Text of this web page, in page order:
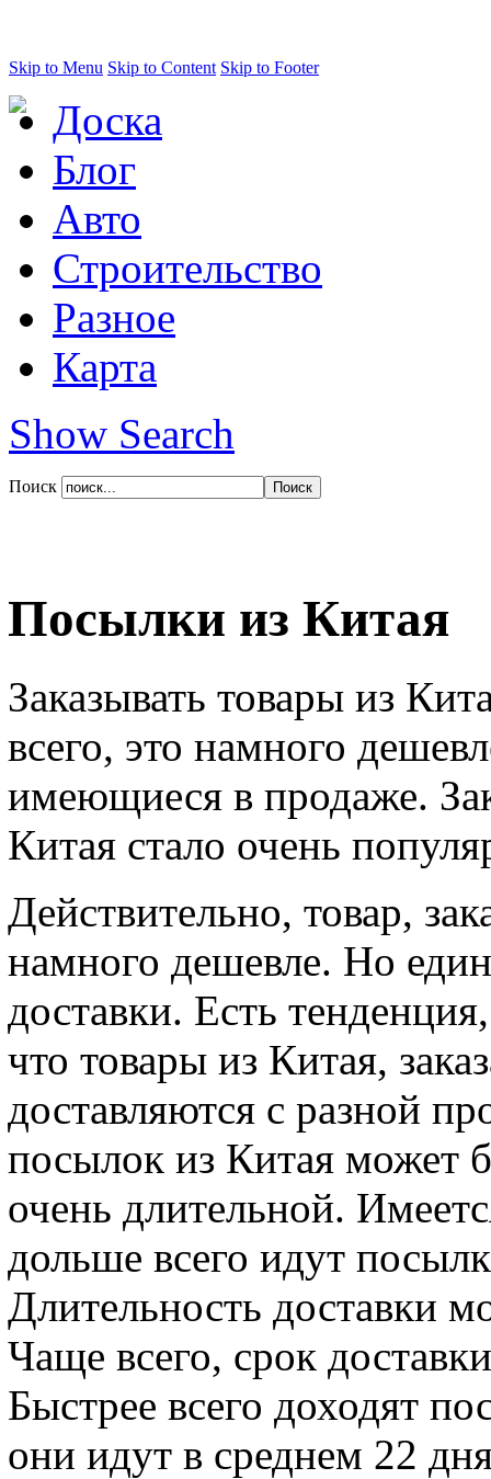
Skip to Menu Skip to Content Skip to Footer
Доска
Блог
Авто
Строительство
Разное
Карта
Show Search
Поиск
Посылки из Китая
Заказывать товары из
всего, это намного
имеющиеся в продаже.
Китая стало очень
Действительно, товар,
намного дешевле. Но
доставки. Есть
что товары из Китая,
доставляются с разной
посылок из Китая может
очень длительной.
дольше всего идут
Длительность доставки
Чаще всего, срок
Быстрее всего доходят
они идут в среднем 22